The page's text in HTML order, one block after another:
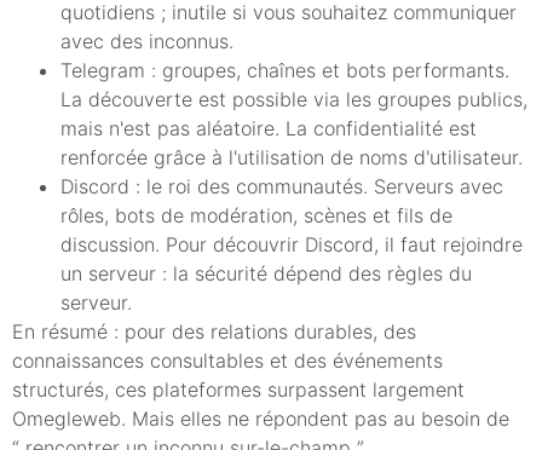
quotidiens ; inutile si vous souhaitez communiquer
avec des inconnus.
Telegram : groupes, chaînes et bots performants.
La découverte est possible via les groupes publics,
mais n'est pas aléatoire. La confidentialité est
renforcée grâce à l'utilisation de noms d'utilisateur.
Discord : le roi des communautés. Serveurs avec
rôles, bots de modération, scènes et fils de
discussion. Pour découvrir Discord, il faut rejoindre
un serveur : la sécurité dépend des règles du
serveur.
En résumé : pour des relations durables, des
connaissances consultables et des événements
structurés, ces plateformes surpassent largement
Omegleweb. Mais elles ne répondent pas au besoin de